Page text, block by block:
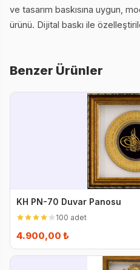
ve tasarım baskısına uygun,
ürünü. Dijital baskı ile
Benzer Ürünler
KH PN-70 Duvar Panosu
100 adet
4.900,00 ₺